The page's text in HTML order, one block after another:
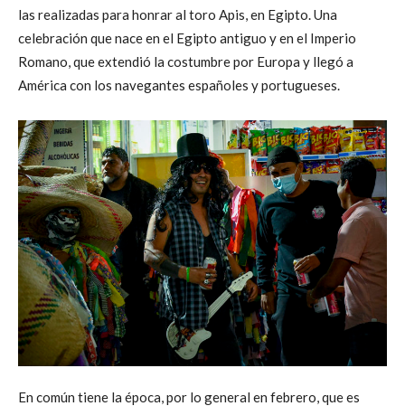
las realizadas para honrar al toro Apis, en Egipto. Una
celebración que nace en el Egipto antiguo y en el Imperio
Romano, que extendió la costumbre por Europa y llegó a
América con los navegantes españoles y portugueses.
En común tiene la época, por lo general en febrero, que es